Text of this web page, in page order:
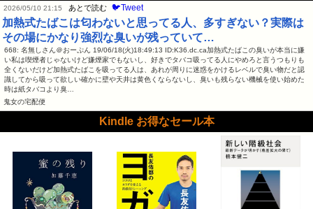
2026/05/10 21:15 あとで読む 🐦Tweet
加熱式たばこは匂わないと思ってる人、多すぎない？実際は
その場にかなり強烈な臭いが残っていて…
668: 名無しさん＠おーぷん 19/06/18(火)18:49:13 ID:K36.dc.ca加熱式たばこの臭いが本当に嫌
い私は喫煙者じゃないけど嫌煙家でもないし、好きでタバコ吸ってる人にやめろと言うつもりも
全くないだけど加熱式たばこを吸ってる人は、あれが周りに迷惑をかけるレベルで臭い物だと認
識してから吸って欲しい確かに壁や天井は黄色くならないし、臭いも残らない機械を使い始めた
時は紙タバコより臭…
鬼女の宅配便
Kindle お得なセール本